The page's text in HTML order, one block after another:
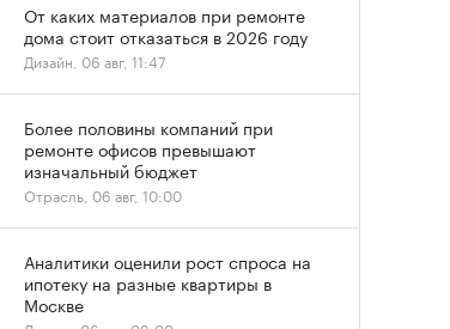
От каких материалов при ремонте
дома стоит отказаться в 2026 году
Дизайн, 06 авг, 11:47
Более половины компаний при
ремонте офисов превышают
изначальный бюджет
Отрасль, 06 авг, 10:00
Аналитики оценили рост спроса на
ипотеку на разные квартиры в
Москве